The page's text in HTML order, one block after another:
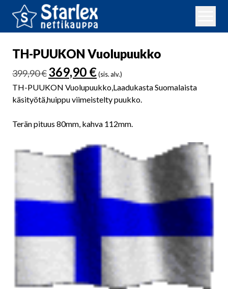
TH-PUUKON Vuolupuukko
399,90€ Alkuperäinen
hinta
oli:
399,90 €.
369,90 €Nykyinen
hinta
on:
369,90 €.
(sis. alv.)
TH-PUUKON Vuolupuukko,Laadukasta Suomalaista
käsityötä,huippu viimeistelty puukko.
Terän pituus 80mm, kahva 112mm.